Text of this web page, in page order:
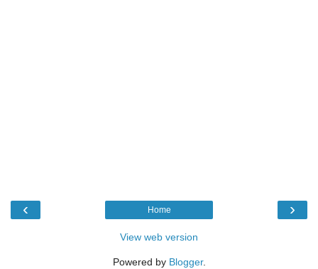
‹ ›
Home
View web version
Powered by Blogger.